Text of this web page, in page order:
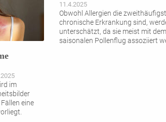
im
eine
11.4.2025
Obwohl Allergien die
chronische Erkrankung sind,
unterschätzt, da sie meist mit dem
saisonalen Pollenflug assoziiert